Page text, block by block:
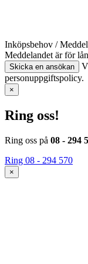
Inköpsbehov /
Meddelandet är för
Skicka en ansökan
personuppgiftspolicy.
×
Ring oss!
Ring oss på 08 - 294
Ring 08 - 294 570
×